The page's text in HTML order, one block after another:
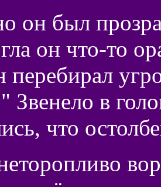
он был
он что-то
перебирал
в
что